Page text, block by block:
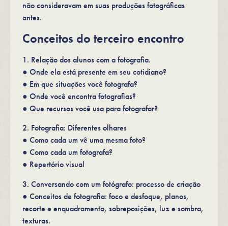
não consideravam em suas produções fotográficas
antes.
Conceitos do terceiro encontro
1. Relação dos alunos com a fotografia.
● Onde ela está presente em seu cotidiano?
● Em que situações você fotografa?
● Onde você encontra fotografias?
● Que recursos você usa para fotografar?
2. Fotografia: Diferentes olhares
● Como cada um vê uma mesma foto?
● Como cada um fotografa?
● Repertório visual
3. Conversando com um fotógrafo: processo de criação
● Conceitos de fotografia: foco e desfoque, planos,
recorte e enquadramento, sobreposições, luz e sombra,
texturas.